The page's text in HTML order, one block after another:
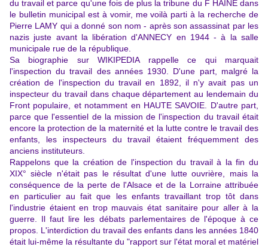
du travail et parce qu'une fois de plus la tribune du F HAINE dans
le bulletin municipal est à vomir, me voilà parti à la recherche de
Pierre LAMY qui a donné son nom - après son assassinat par les
nazis juste avant la libération d'ANNECY en 1944 -à la salle
municipale rue de la république.
Sa biographie sur WIKIPEDIA rappelle ce qui marquait
l'inspection du travail des années 1930. D'une part, malgré la
création de l'inspection du travail en 1892, il n'y avait pas un
inspecteur du travail dans chaque département au lendemain du
Front populaire, et notamment en HAUTE SAVOIE. D'autre part,
parce que l'essentiel de la mission de l'inspection du travail était
encore la protection de la maternité et la lutte contre le travail des
enfants, les inspecteurs du travail étaient fréquemment des
anciens instituteurs.
Rappelons que la création de l'inspection du travail à la fin du
XIX° siècle n'était pas le résultat d'une lutte ouvrière, mais la
conséquence de la perte de l'Alsace et de la Lorraine attribuée
en particulier au fait que les enfants travaillant trop tôt dans
l'industrie étaient en trop mauvais état sanitaire pour aller à la
guerre. Il faut lire les débats parlementaires de l'époque à ce
propos. L'interdiction du travail des enfants dans les années 1840
était lui-même la résultante du "rapport sur l'état moral et matériel